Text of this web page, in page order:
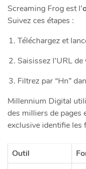
Screaming Frog est l’
Suivez ces étapes :
Téléchargez et
Saisissez l’URL
Filtrez par “Hn”
Millennium Digital
des milliers de pages
exclusive identifie les
Outil